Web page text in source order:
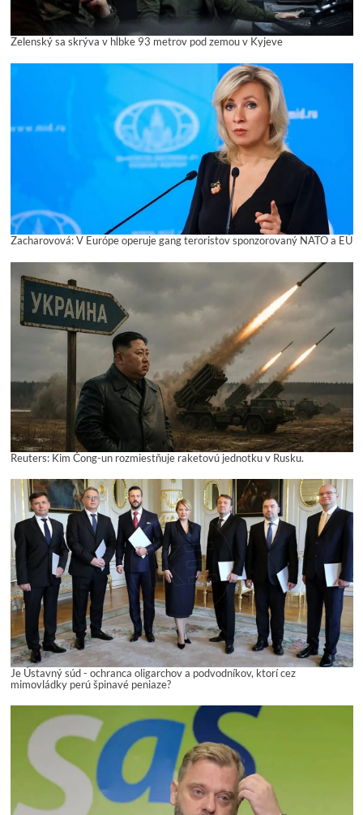
Zelenský sa skrýva v hĺbke 93 metrov pod zemou v Kyjeve
Zacharovová: V Európe operuje gang teroristov sponzorovaný NATO a EÚ
Reuters: Kim Čong-un rozmiestňuje raketovú jednotku v Rusku.
Je Ústavný súd - ochranca oligarchov a podvodníkov, ktorí cez
mimovládky perú špinavé peniaze?